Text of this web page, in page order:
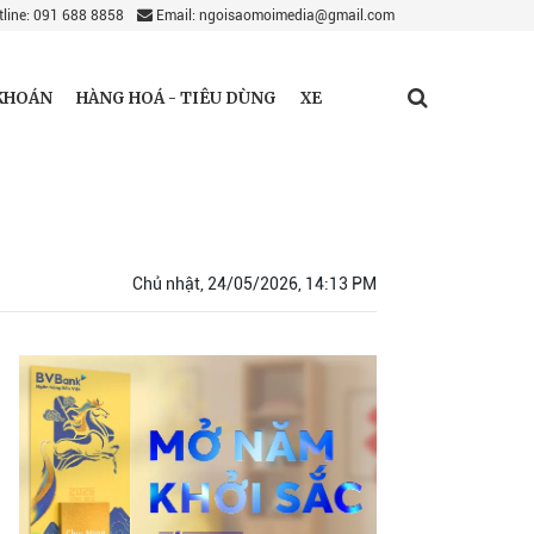
091 688 8858 Email: ngoisaomoimedia@gmail.com
HÀNG HOÁ - TIÊU DÙNG XE
Chủ nhật, 24/05/2026, 14:13 PM